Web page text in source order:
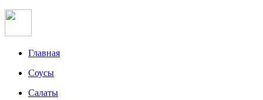
Главная
Соусы
Салаты